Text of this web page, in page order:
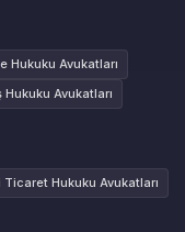
Hukuku Avukatları
Avukatları
Hukuku Avukatları